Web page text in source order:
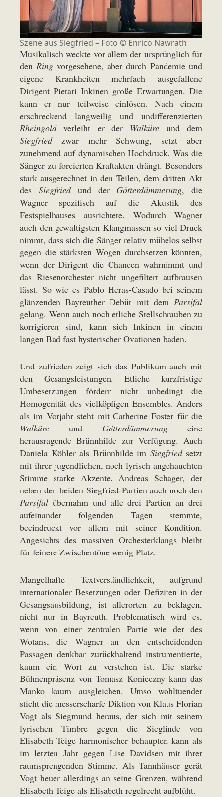
Szene aus Siegfried – Foto © Enrico Nawrath
Musikalisch weckte vor allem der ursprünglich für
denRing vorgesehene, aber durch Pandemie und
eigene Krankheiten mehrfach ausgefallene
Dirigent Pietari Inkinen große Erwartungen. Die
kann er nur teilweise einlösen. Nach einem
erschreckend langweilig und undifferenzierten
Rheingoldverleiht er der Walküre und dem
Siegfriedzwar mehr Schwung, setzt aber
zunehmend auf dynamischen Hochdruck. Was die
Sänger zu forcierten Kraftakten drängt. Besonders
stark ausgerechnet in den Teilen, dem dritten Akt
des Siegfriedund der Götterdämmerung, die
Wagner spezifisch auf die Akustik des
Festspielhauses ausrichtete. Wodurch Wagner
auch den gewaltigsten Klangmassen so viel Druck
nimmt, dass sich die Sänger relativ mühelos selbst
gegen die stärksten Wogen durchsetzen könnten,
wenn der Dirigent die Chancen wahrnimmt und
das Riesenorchester nicht ungefiltert aufbrausen
lässt. So wie es Pablo Heras-Casado bei seinem
glänzenden Bayreuther Debüt mit dem Parsifal
gelang. Wenn auch noch etliche Stellschrauben zu
korrigieren sind, kann sich Inkinen in einem
langen Bad fast hysterischer Ovationen baden.
Und zufrieden zeigt sich das Publikum auch mit
den Gesangsleistungen. Etliche kurzfristige
Umbesetzungen fördern nicht unbedingt die
Homogenität des vielköpfigen Ensembles. Anders
als im Vorjahr steht mit Catherine Foster für die
Walküre und Götterdämmerung eine
herausragende Brünnhilde zur Verfügung. Auch
Daniela Köhler als Brünnhilde im Siegfriedsetzt
mit ihrer jugendlichen, noch lyrisch angehauchten
Stimme starke Akzente. Andreas Schager, der
neben den beiden Siegfried-Partien auch noch den
Parsifal übernahm und alle drei Partien an drei
aufeinander folgenden Tagen stemmte,
beeindruckt vor allem mit seiner Kondition.
Angesichts des massiven Orchesterklangs bleibt
für feinere Zwischentöne wenig Platz.
Mangelhafte Textverständlichkeit, aufgrund
internationaler Besetzungen oder Defiziten in der
Gesangsausbildung, ist allerorten zu beklagen,
nicht nur in Bayreuth. Problematisch wird es,
wenn von einer zentralen Partie wie der des
Wotans, die Wagner an den entscheidenden
Passagen denkbar zurückhaltend instrumentierte,
kaum ein Wort zu verstehen ist. Die starke
Bühnenpräsenz von Tomasz Konieczny kann das
Manko kaum ausgleichen. Umso wohltuender
sticht die messerscharfe Diktion von Klaus Florian
Vogt als Siegmund heraus, der sich mit seinem
lyrischen Timbre gegen die Sieglinde von
Elisabeth Teige harmonischer behaupten kann als
im letzten Jahr gegen Lise Davidsen mit ihrer
raumsprengenden Stimme. Als Tannhäuser gerät
Vogt heuer allerdings an seine Grenzen, während
Elisabeth Teige als Elisabeth regelrecht aufblüht.